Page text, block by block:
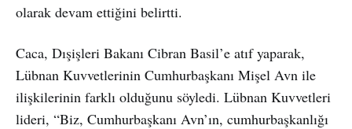
olarak devam ettiğini belirtti.
Caca, Dışişleri Bakanı Cibran Basil’e atıf yaparak,
Lübnan Kuvvetlerinin Cumhurbaşkanı Mişel Avn ile
ilişkilerinin farklı olduğunu söyledi. Lübnan Kuvvetleri
lideri, “Biz, Cumhurbaşkanı Avn’ın, cumhurbaşkanlığı